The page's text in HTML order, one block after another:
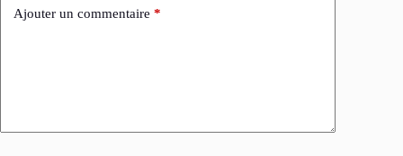
Ajouter un commentaire *